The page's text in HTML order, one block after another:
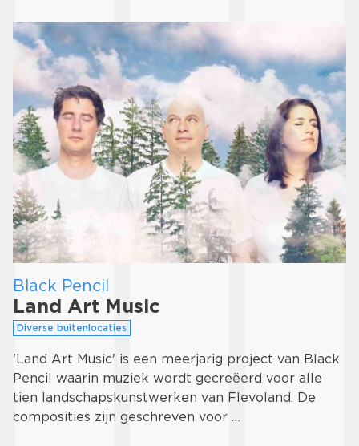
Black Pencil
Land Art Music
Diverse buitenlocaties
'Land Art Music' is een meerjarig project van Black
Pencil waarin muziek wordt gecreëerd voor alle
tien landschapskunstwerken van Flevoland. De
composities zijn geschreven voor …